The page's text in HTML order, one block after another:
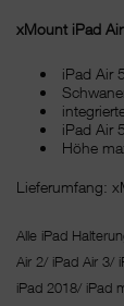
xMount iPad
iPad Air
iPad Air
Höhe
Lieferumfang:
Alle iPad
Air 2/ iPad Air 3/
iPad 2018/ iPad